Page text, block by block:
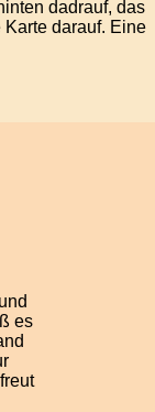
dadrauf, das
darauf. Eine
es